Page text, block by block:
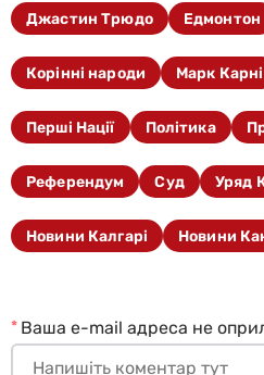
Джастин Трюдо Едмонтон
Корінні народи Марк Карні
Перші Нації Політика
Референдум Суд Уряд
Новини Калгарі Новини
Ваша e-mail адреса не
*